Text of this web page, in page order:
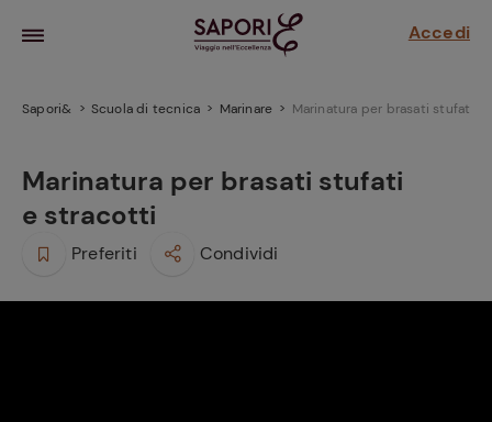
Accedi
Sapori& Scuola di tecnica Marinare Marinatura per brasati stufati
Marinatura per brasati stufati
e stracotti
Preferiti Condividi